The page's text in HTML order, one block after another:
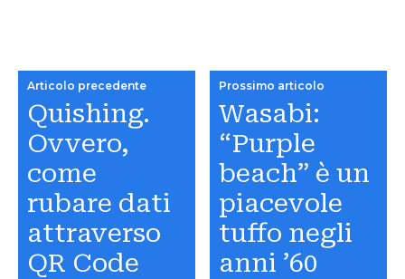
Articolo precedente
Quishing.
Ovvero,
come
rubare dati
attraverso
QR Code
Prossimo articolo
Wasabi:
“Purple
beach” è un
piacevole
tuffo negli
anni ’60